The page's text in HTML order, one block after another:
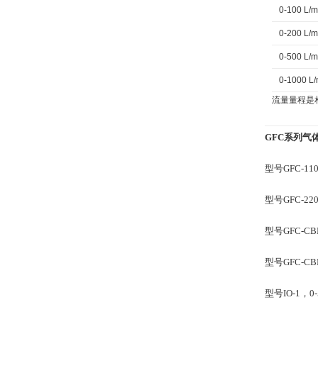
0-100 L/
0-200 L/
0-500 L/
0-1000 L/
流量量程是
GFC系列气
型号GFC-
型号GFC-
型号GFC-
型号GFC-
型号IO-1，